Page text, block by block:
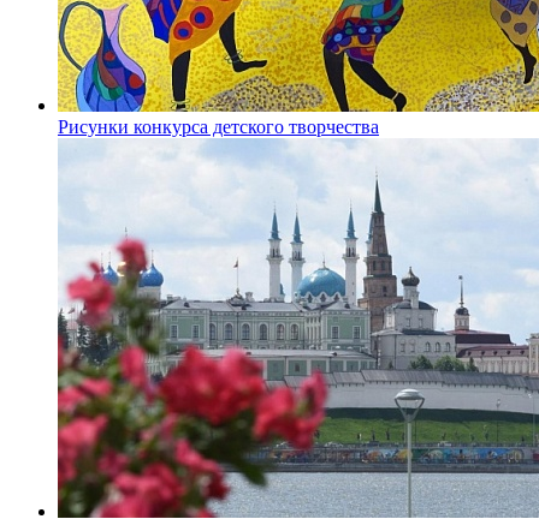
Рисунки конкурса детского творчества